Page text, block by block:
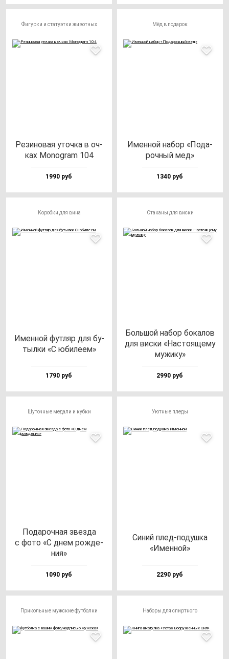
Фигурки и статуэтки животных
Рези­но­вая уточ­ка в оч­
ках Monog­ram 104
1990 руб
Мёд в подарок
Имен­ной на­бор «Пода­
роч­ный мед»
1340 руб
Коробки для вина
Имен­ной фут­ляр для бу­
тыл­ки «С юби­ле­ем»
1790 руб
Стаканы для виски
Боль­шой на­бор бо­ка­лов
для вис­ки «Нас­то­яще­му
му­жи­ку»
2990 руб
Шуточные медали и кубки
Пода­роч­ная звез­да
с фо­то «С днем рож­де­
ния»
1090 руб
Уютные пледы
Синий плед-по­душ­ка
«Имен­ной»
2290 руб
Прикольные мужские футболки Наборы для спиртного